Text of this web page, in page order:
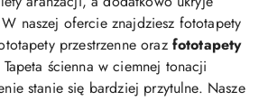
naszej ofercie znajdziesz fototapety
przestrzenne oraz fototapety
ścienna w ciemnej tonacji
stanie się bardziej przytulne. Nasze